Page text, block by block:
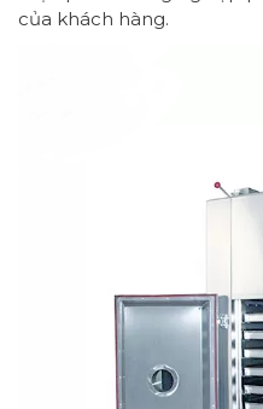
của khách hàng.